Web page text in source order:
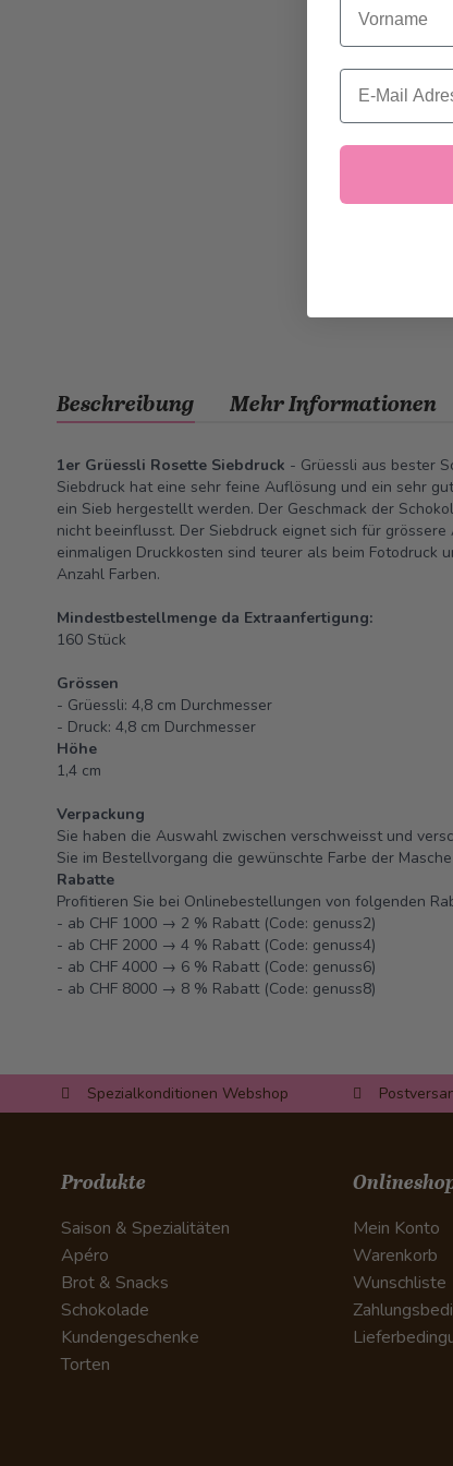
Beschreibung
1er Grüessli Rosette Siebdruck - Grüessli aus bester
Siebdruck hat eine sehr feine Auflösung und ein sehr
ein Sieb hergestellt werden. Der Geschmack der
nicht beeinflusst. Der Siebdruck eignet sich für
einmaligen Druckkosten sind teurer als beim Fotodruck
Anzahl Farben.
Mindestbestellmenge da Extraanfertigung:
160 Stück
Grössen
- Grüessli: 4,8 cm Durchmesser
- Druck: 4,8 cm Durchmesser
Höhe
1,4 cm
Verpackung
Sie haben die Auswahl zwischen verschweisst und
Sie im Bestellvorgang die gewünschte Farbe der
Rabatte
Profitieren Sie bei Onlinebestellungen von folgenden
- ab CHF 1000 → 2 % Rabatt (Code: genuss2)
- ab CHF 2000 → 4 % Rabatt (Code: genuss4)
- ab CHF 4000 → 6 % Rabatt (Code: genuss6)
- ab CHF 8000 → 8 % Rabatt (Code: genuss8)
Mehr Informationen
Spezialkonditionen Webshop
Produkte
Saison & Spezialitäten
Apéro
Brot & Snacks
Schokolade
Kundengeschenke
Torten
Mein Konto
Warenkorb
Wunschliste
Email